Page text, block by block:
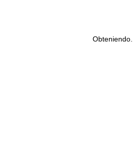
Obteniendo...